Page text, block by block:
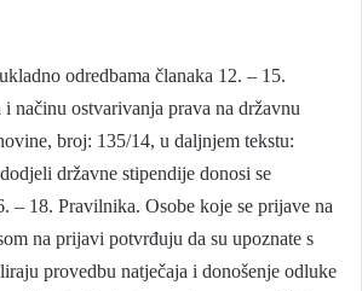
odredbama članaka 12. – 15.
načinu ostvarivanja prava na državnu
broj: 135/14, u daljnjem tekstu:
državne stipendije donosi se
– 18. Pravilnika. Osobe koje se prijave na
na prijavi potvrđuju da su upoznate s
provedbu natječaja i donošenje odluke